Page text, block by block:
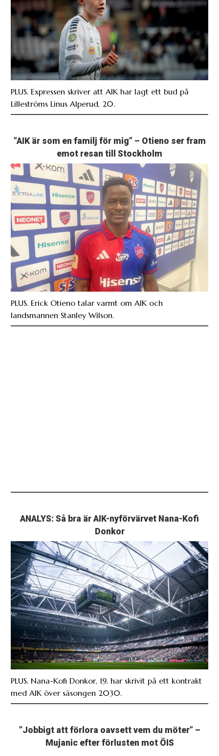
PLUS. Expressen skriver att AIK har lagt ett bud på
Lilleströms Linus Alperud, 20.
”AIK är som en familj för mig” – Otieno ser fram
emot resan till Stockholm
PLUS. Erick Otieno talar varmt om AIK och
landsmannen Stanley Wilson.
ANALYS: Så bra är AIK-nyförvärvet Nana-Kofi
Donkor
PLUS. Nana-Kofi Donkor, 19, har skrivit på ett kontrakt
med AIK över säsongen 2030.
”Jobbigt att förlora oavsett vem du möter” –
Mujanic efter förlusten mot ÖIS